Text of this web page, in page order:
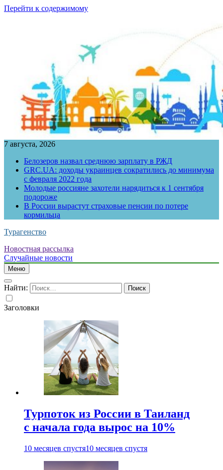
Перейти к содержимому
7 августа, 2026
Белозеров назвал среднюю зарплату в РЖД
GRC.UA: доходы украинцев сократились до минимума
с февраля 2022 года
Молодые россияне захотели нарядиться к 1 сентября
подороже
В России вырастут страховые пенсии по потере
кормильца
Турагенство
Новостная рассылка
Случайные новости
Меню
Найти:
Заголовки
Турпоток из России в Таиланд
с начала года вырос на 10%
10 месяцев спустя10 месяцев спустя